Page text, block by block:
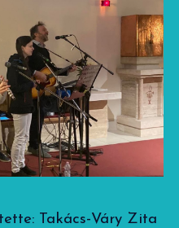
Takács-Váry Zita